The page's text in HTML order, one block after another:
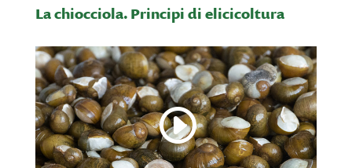
La chiocciola. Principi di elicicoltura